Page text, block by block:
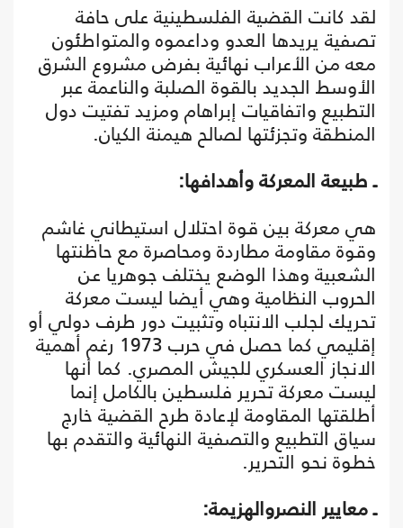
لقد كانت القضية الفلسطينية على حافة
تصفية يريدها العدو وداعموه والمتواطئون
معه من الأعراب نهائية بفرض مشروع الشرق
الأوسط الجديد بالقوة الصلبة والناعمة عبر
التطبيع واتفاقيات إبراهام ومزيد تفتيت دول
المنطقة وتجزئتها لصالح هيمنة الكيان.
ـ طبيعة المعركة وأهدافها:
هي معركة بين قوة احتلال استيطاني غاشم
وقوة مقاومة مطاردة ومحاصرة مع حاظنتها
الشعبية وهذا الوضع يختلف جوهريا عن
الحروب النظامية وهي أيضا ليست معركة
تحريك لجلب الانتباه وتثبيت دور طرف دولي أو
إقليمي كما حصل في حرب 1973 رغم أهمية
الانجاز العسكري للجيش المصري. كما أنها
ليست معركة تحرير فلسطين بالكامل إنما
أطلقتها المقاومة لإعادة طرح القضية خارج
سياق التطبيع والتصفية النهائية والتقدم بها
خطوة نحو التحرير.
ـ معايير النصروالهزيمة: